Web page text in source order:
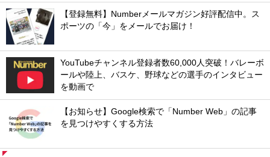
【登録無料】Numberメールマガジン好評配信中。ス
ポーツの「今」をメールでお届け！
YouTubeチャンネル登録者数60,000人突破！バレーボ
ールや陸上、バスケ、野球などの選手のインタビュー
を動画で
【お知らせ】Google検索で「Number Web」の記事
を見つけやすくする方法